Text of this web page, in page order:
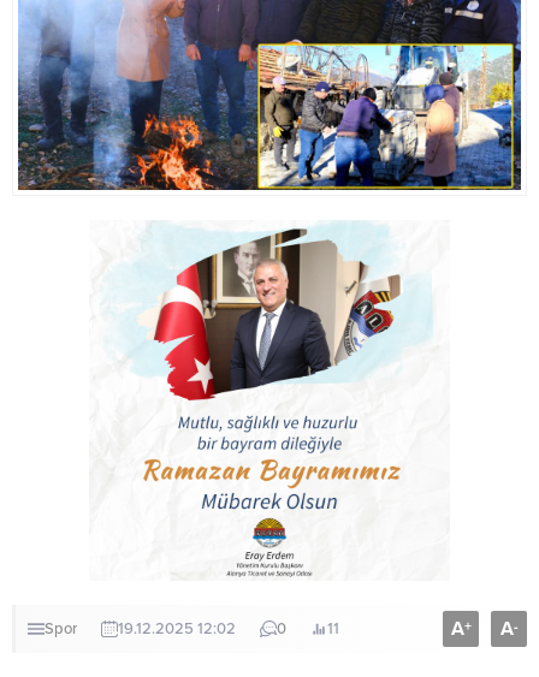
Spor 19.12.2025 12:02 0 11 A+ A-